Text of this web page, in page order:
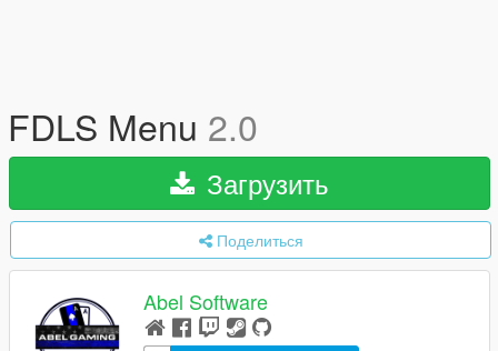
FDLS Menu 2.0
Загрузить
Поделиться
Abel Software